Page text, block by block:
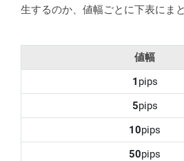
生するのか、値幅ごとに下表にま
値幅
1 pips
5pips
10pips
50pips